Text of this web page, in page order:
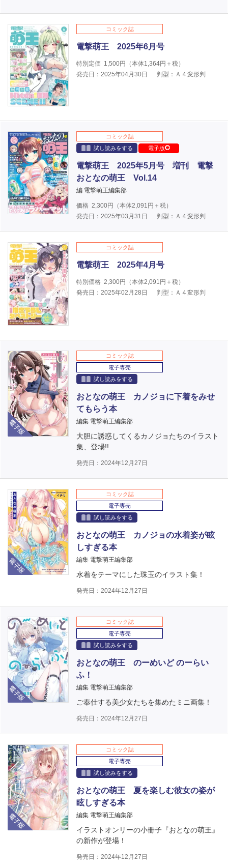
コミック誌
電撃萌王 2025年6月号
特別定価 1,500円（本体1,364円＋税）
発売日：2025年04月30日
判型：Ａ４変形判
コミック誌
試し読みをする
電子版
電撃萌王 2025年5月号 増刊 電撃
おとなの萌王 Vol.14
編 電撃萌王編集部
価格 2,300円（本体2,091 円＋税）
発売日：2025年03月31日
判型：Ａ４変形判
コミック誌
電撃萌王 2025年4月号
特別価格 2,300円（本体2,091 円＋税）
発売日：2025年02月28日
判型：Ａ４変形判
電子版
コミック誌
電子専売
試し読みをする
おとなの萌王 カノジョに下着をみせ
てもらう本
編集 電撃萌王編集部
大胆に誘惑してくるカノジョたちのイラスト
集、登場!!
発売日：2024年12月27日
電子版
コミック誌
電子専売
試し読みをする
おとなの萌王 カノジョの水着姿が眩
しすぎる本
編集 電撃萌王編集部
水着をテーマにした珠玉のイラスト集！
発売日：2024年12月27日
電子版
コミック誌
電子専売
試し読みをする
おとなの萌王 のーめいど のーらい
ふ！
編集 電撃萌王編集部
ご奉仕する美少女たちを集めたミニ画集！
発売日：2024年12月27日
電子版
コミック誌
電子専売
試し読みをする
おとなの萌王 夏を楽しむ彼女の姿が
眩しすぎる本
編集 電撃萌王編集部
イラストオンリーの小冊子『おとなの萌王』
の新作が登場！
発売日：2024年12月27日